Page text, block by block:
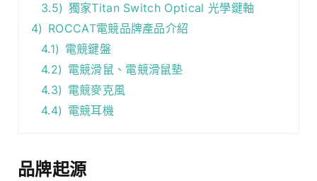
3.5) 獨家Titan Switch Optical 光學鍵軸
4) ROCCAT電競品牌產品介紹
4.1) 電競鍵盤
4.2) 電競滑鼠、電競滑鼠墊
4.3) 電競麥克風
4.4) 電競耳機
品牌起源